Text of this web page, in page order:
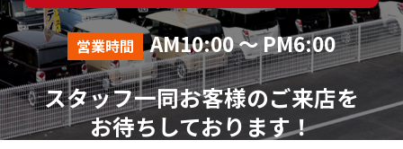
営業時間 AM10:00 ～ PM6:00
スタッフ一同お客様のご来店を
お待ちしております！